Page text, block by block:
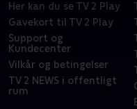
Her kan du se TV 2 Play
Gavekort til TV 2 Play
Support og
Kundecenter
Vilkår og betingelser
TV 2 NEWS i offentligt
rum